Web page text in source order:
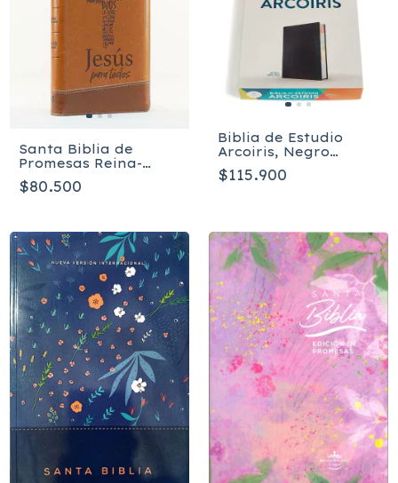
Santa Biblia de
Promesas Reina-
Valera 1960
$80.500
Biblia de Estudio
Arcoiris, Negro
imitación piel RVR
1960
$115.900